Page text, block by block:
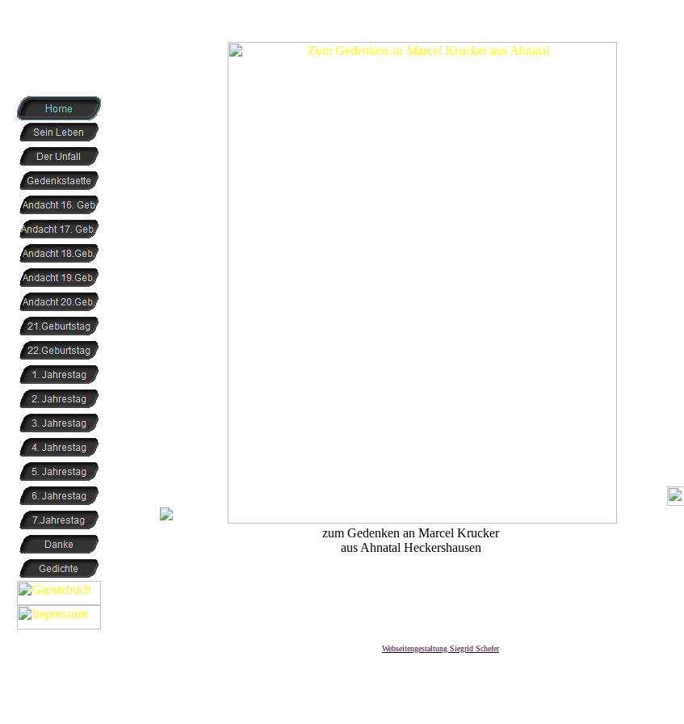
zum Gedenken an Marcel Krucker
aus Ahnatal Heckershausen
Webseitengestaltung Siegrid Schefer